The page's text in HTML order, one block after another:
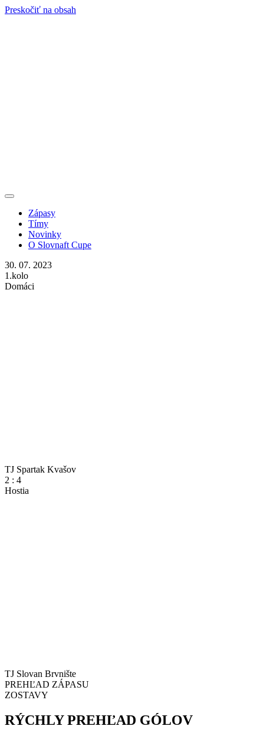
Preskočiť na obsah
Zápasy
Tímy
Novinky
O Slovnaft Cupe
30. 07. 2023
1.kolo
Domáci
TJ Spartak Kvašov
2 : 4
Hostia
TJ Slovan Brvnište
PREHĽAD ZÁPASU
ZOSTAVY
RÝCHLY PREHĽAD GÓLOV